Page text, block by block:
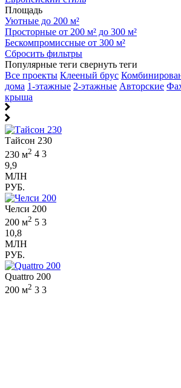
Площадь
Уютные до 200 м²
Просторные от 200 м² до 300 м²
Бескомпромиссные от 300 м²
Сбросить фильтры
Популярные теги свернуть теги
Все проекты Клееный брус
дома 1-этажные 2-этажные Авторские
крыша
Тайсон 230
230 м2 4 3
9,9
МЛН
РУБ.
Челси 200
200 м2 5 3
10,8
МЛН
РУБ.
Quattro 200
200 м2 3 3